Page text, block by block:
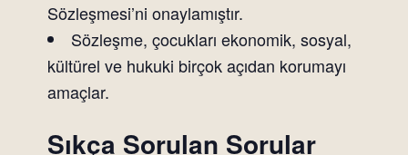
Sözleşmesi’ni onaylamıştır.
Sözleşme, çocukları ekonomik, sosyal,
kültürel ve hukuki birçok açıdan korumayı
amaçlar.
Sıkça Sorulan Sorular